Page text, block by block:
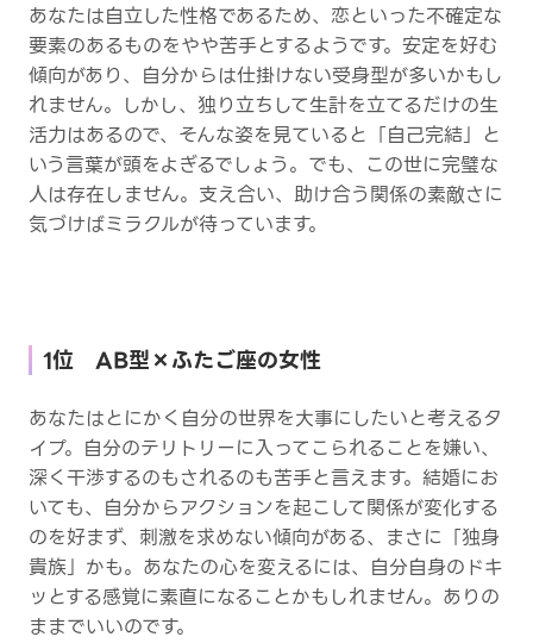
あなたは自立した性格であるため、恋といった不確定な
要素のあるものをやや苦手とするようです。安定を好む
傾向があり、自分からは仕掛けない受身型が多いかもし
れません。しかし、独り立ちして生計を立てるだけの生
活力はあるので、そんな姿を見ていると「自己完結」と
いう言葉が頭をよぎるでしょう。でも、この世に完璧な
人は存在しません。支え合い、助け合う関係の素敵さに
気づけばミラクルが待っています。
1位 AB型×ふたご座の女性
あなたはとにかく自分の世界を大事にしたいと考えるタ
イプ。自分のテリトリーに入ってこられることを嫌い、
深く干渉するのもされるのも苦手と言えます。結婚にお
いても、自分からアクションを起こして関係が変化する
のを好まず、刺激を求めない傾向がある、まさに「独身
貴族」かも。あなたの心を変えるには、自分自身のドキ
ッとする感覚に素直になることかもしれません。ありの
ままでいいのです。